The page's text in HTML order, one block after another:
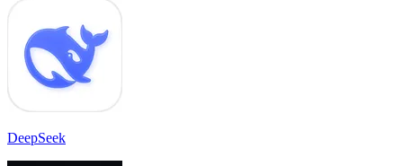
DeepSeek